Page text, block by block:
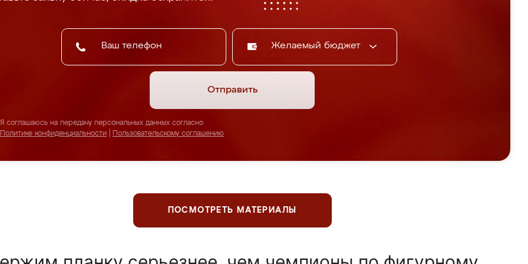
Желаемый бюджет
Отправить
Я соглашаюсь на передачу персональных данных согласно
Политике конфиденциальности
Пользовательскому соглашению
ПОСМОТРЕТЬ МАТЕРИАЛЫ